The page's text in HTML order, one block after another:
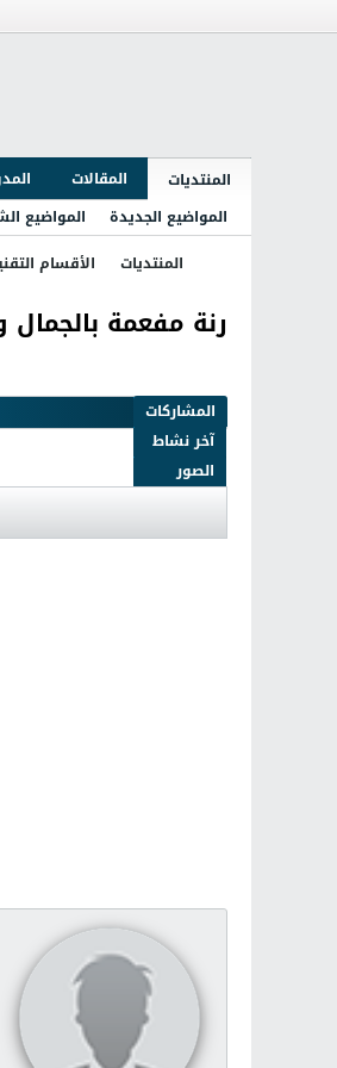
المقالات
المواضيع الجديدة
المواضيع
رنة مفعمة بالجمال
المشاركات آخر نشاط